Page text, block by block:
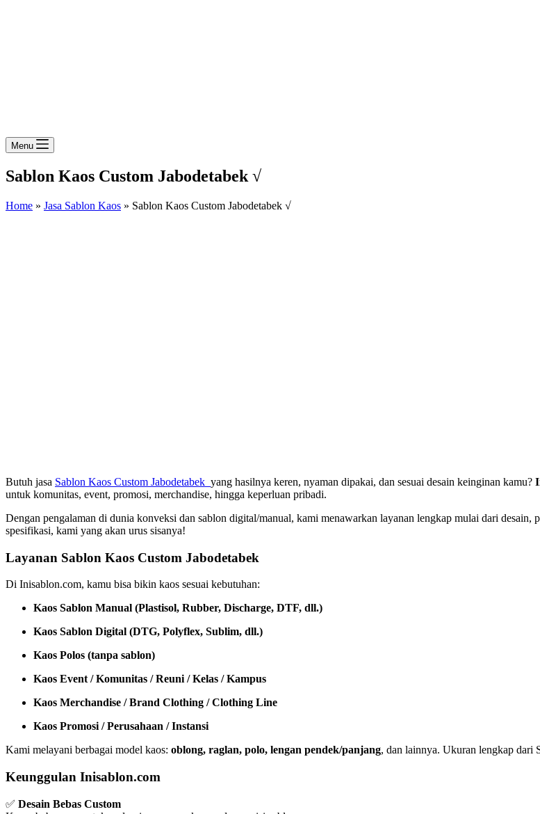
Menu
Sablon Kaos Custom Jabodetabek √
Home » Jasa Sablon Kaos » Sablon Kaos Custom Jabodetabek √
Butuh jasa Sablon Kaos Custom Jabodetabek yang hasilnya keren, nyaman dipakai, dan sesuai desain keinginan kamu?
untuk komunitas, event, promosi, merchandise, hingga keperluan pribadi.
Dengan pengalaman di dunia konveksi dan sablon digital/manual, kami menawarkan layanan lengkap mulai dari
spesifikasi, kami yang akan urus sisanya!
Layanan Sablon Kaos Custom Jabodetabek
Di Inisablon.com, kamu bisa bikin kaos sesuai kebutuhan:
Kaos Sablon Manual (Plastisol, Rubber, Discharge, DTF, dll.)
Kaos Sablon Digital (DTG, Polyflex, Sublim, dll.)
Kaos Polos (tanpa sablon)
Kaos Event / Komunitas / Reuni / Kelas / Kampus
Kaos Merchandise / Brand Clothing / Clothing Line
Kaos Promosi / Perusahaan / Instansi
Kami melayani berbagai model kaos: oblong, raglan, polo, lengan pendek/panjang, dan lainnya. Ukuran lengkap dari
Keunggulan Inisablon.com
✅ Desain Bebas Custom